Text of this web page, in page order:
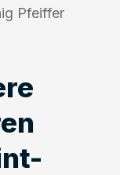
Pfeiffer